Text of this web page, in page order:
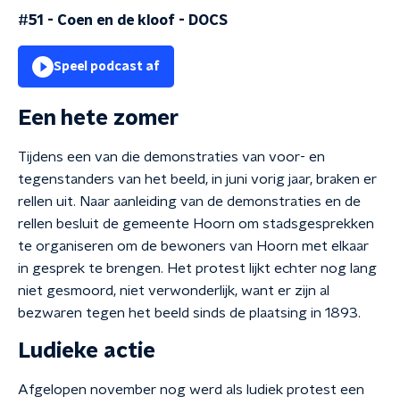
#51 - Coen en de kloof - DOCS
Speel podcast af
Een hete zomer
Tijdens een van die demonstraties van voor- en
tegenstanders van het beeld, in juni vorig jaar, braken er
rellen uit. Naar aanleiding van de demonstraties en de
rellen besluit de gemeente Hoorn om stadsgesprekken
te organiseren om de bewoners van Hoorn met elkaar
in gesprek te brengen. Het protest lijkt echter nog lang
niet gesmoord, niet verwonderlijk, want er zijn al
bezwaren tegen het beeld sinds de plaatsing in 1893.
Ludieke actie
Afgelopen november nog werd als ludiek protest een